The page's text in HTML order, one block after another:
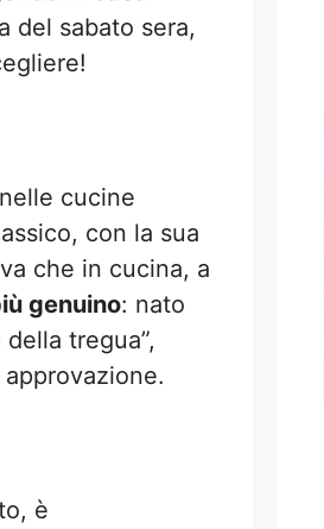
del sabato sera,
cucine
con la sua
che in cucina, a
genuino: nato
tregua”,
è